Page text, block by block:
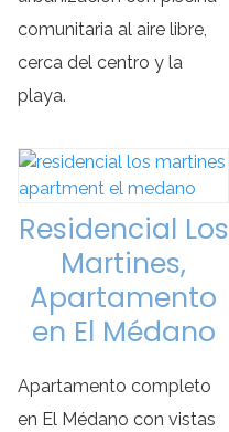
comunitaria al aire libre,
cerca del centro y la
playa.
Residencial Los
Martines,
Apartamento
en El Médano
Apartamento completo
en El Médano con vistas